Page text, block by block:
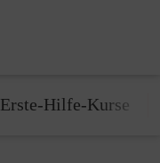
Erste-Hilfe-Kurse